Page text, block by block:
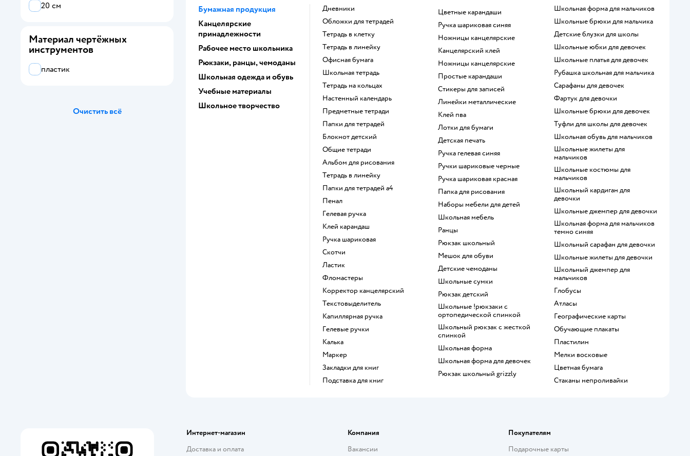
Бумажная продукция
Канцелярские
принадлежности
Рабочее место школьника
Рюкзаки, ранцы, чемоданы
Школьная одежда и обувь
Учебные материалы
Школьное творчество
Дневники
Обложки для тетрадей
Тетрадь в клетку
Тетрадь в линейку
Офисная бумага
Школьная тетрадь
Тетрадь на кольцах
Настенный календарь
Предметные тетради
Папки для тетрадей
Блокнот детский
Общие тетради
Альбом для рисования
Тетрадь в линейку
Папки для тетрадей а4
Пенал
Гелевая ручка
Клей карандаш
Ручка шариковая
Скотчи
Ластик
Фломастеры
Корректор канцелярский
Текстовыделитель
Капиллярная ручка
Гелевые ручки
Калька
Маркер
Закладки для книг
Подставка для книг
Цветные карандаши
Ручка шариковая синяя
Ножницы канцелярские
Канцелярский клей
Ножницы канцелярские
Простые карандаши
Стикеры для записей
Линейки металлические
Клей пва
Лотки для бумаги
Детская печать
Ручка гелевая синяя
Ручки шариковые черные
Ручка шариковая красная
Папка для рисования
Наборы мебели для детей
Школьная мебель
Ранцы
Рюкзак школьный
Мешок для обуви
Детские чемоданы
Школьные сумки
Рюкзак детский
Школьные !рюкзаки с
ортопедической спинкой
Школьный рюкзак с жесткой
спинкой
Школьная форма
Школьная форма для девочек
Рюкзак школьный grizzly
Школьная форма для мальчиков
Школьные брюки для мальчика
Детские блузки для школы
Школьные юбки для девочек
Школьные платья для девочек
Рубашка школьная для мальчика
Сарафаны для девочек
Фартук для девочки
Школьные брюки для девочек
Туфли для школы для девочек
Школьная обувь для мальчиков
Школьные жилеты для
мальчиков
Школьные костюмы для
мальчиков
Школьный кардиган для
девочки
Школьные джемпер для девочки
Школьная форма для мальчиков
темно синяя
Школьный сарафан для девочки
Школьные жилеты для девочки
Школьный джемпер для
мальчиков
Глобусы
Атласы
Географические карты
Обучающие плакаты
Пластилин
Мелки восковые
Цветная бумага
Стаканы непроливайки
ErichKrause
Koh-I-Noor
Munaby
20 см
Материал чертёжных
инструментов
пластик
Очистить всё
Интернет-магазин
Доставка и оплата
Компания
Вакансии
Покупателям
Подарочные карты